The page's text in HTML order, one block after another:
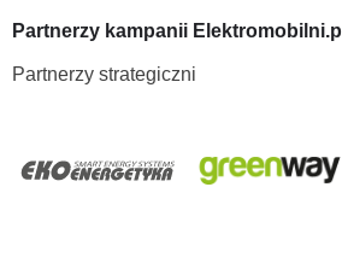
Partnerzy kampanii Elektromobilni.pl
Partnerzy strategiczni